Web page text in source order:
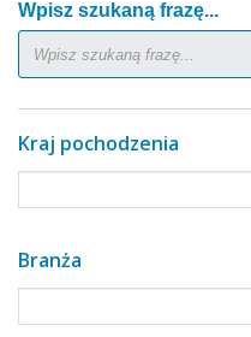
Wpisz szukaną frazę...
Kraj pochodzenia
Branża